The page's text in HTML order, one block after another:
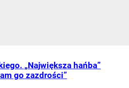
„Największa hańba”
go zazdrości”